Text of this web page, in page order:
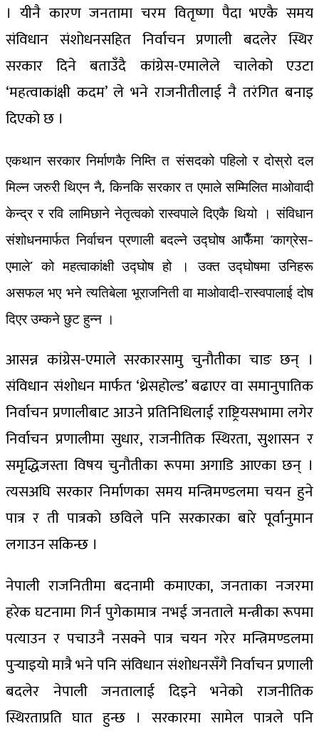
। यीनै कारण जनतामा चरम वितृष्णा पैदा भएकै समय
संविधान संशोधनसहित निर्वाचन प्रणाली बदलेर स्थिर
सरकार दिने बताउँदै कांग्रेस-एमालेले चालेको एउटा
‘महत्वाकांक्षी कदम’ ले भने राजनीतीलाई नै तरंगित बनाइ
दिएको छ ।
एकथान सरकार निर्माणकै निम्ति त संसदको पहिलो र दोस्रो दल
मिल्न जरुरी थिएन नै, किनकि सरकार त एमाले सम्मिलित माओवादी
केन्द्र र रवि लामिछाने नेतृत्वको रास्वपाले दिएकै थियो । संविधान
संशोधनमार्फत निर्वाचन प्रणाली बदल्ने उद्घोष आफैँमा ‘काग्रेस-
एमाले’ को महत्वाकांक्षी उद्घोष हो । उक्त उद्घोषमा उनिहरू
असफल भए भने त्यतिबेला भूराजनिती वा माओवादी-रास्वपालाई दोष
दिएर उम्कने छुट हुन्न ।
आसन्न कांग्रेस-एमाले सरकारसामु चुनौतीका चाङ छन् ।
संविधान संशोधन मार्फत ‘थ्रेसहोल्ड’ बढाएर वा समानुपातिक
निर्वाचन प्रणालीबाट आउने प्रतिनिधिलाई राष्ट्रियसभामा लगेर
निर्वाचन प्रणालीमा सुधार, राजनीतिक स्थिरता, सुशासन र
समृद्धिजस्ता विषय चुनौतीका रूपमा अगाडि आएका छन् ।
त्यसअघि सरकार निर्माणका समय मन्त्रिमण्डलमा चयन हुने
पात्र र ती पात्रको छविले पनि सरकारका बारे पूर्वानुमान
लगाउन सकिन्छ ।
नेपाली राजनितीमा बदनामी कमाएका, जनताका नजरमा
हरेक घटनामा गिर्न पुगेकामात्र नभई जनताले मन्त्रीका रूपमा
पत्याउन र पचाउनै नसक्ने पात्र चयन गरेर मन्त्रिमण्डलमा
पुर्‍याइयो मात्रै भने पनि संविधान संशोधनसँगै निर्वाचन प्रणाली
बदलेर नेपाली जनतालाई दिइने भनेको राजन‍ीतिक
स्थिरताप्रति घात हुन्छ । सरकारमा सामेल पात्रले पनि